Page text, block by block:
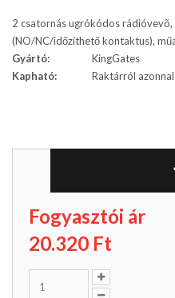
2 csatornás ugrókódos
(NO/NC/időzíthető kontaktus),
Gyártó:
KingGates
Kapható:
Raktárról azonnal
Fogyasztói ár
20.320 Ft